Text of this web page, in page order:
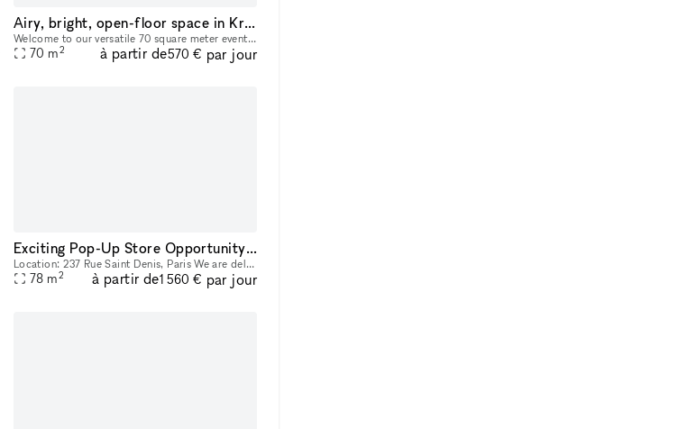
Airy, bright, open-floor space in Kreuzberg (DE & EN)
Welcome to our versatile 70 square meter event space, designed to accommodate a wide range of events and creative projects. Perfect for hosting any type of event or creative project — whether you’r
70 m2 à partir de570 € par jour
Exciting Pop-Up Store Opportunity in the Heart of Paris!
Location: 237 Rue Saint Denis, Paris We are delighted to offer a unique opportunity for brands looking for a temporary retail space in one of Paris's most vibrant districts. Our pop-up store, locate
78 m2 à partir de1 560 € par jour